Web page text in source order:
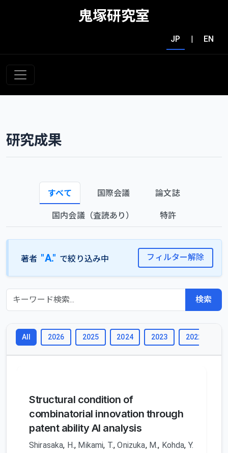
鬼塚研究室
JP | EN
研究成果
すべて 国際会議 論文誌
国内会議（査読あり） 特許
著者 "A." で絞り込み中 フィルター解除
検索
All 2026 2025 2024 2023 2022
Structural condition of
combinatorial innovation through
patent ability AI analysis
Shirasaka, H., Mikami, T.,Onizuka, M., Kohda, Y.